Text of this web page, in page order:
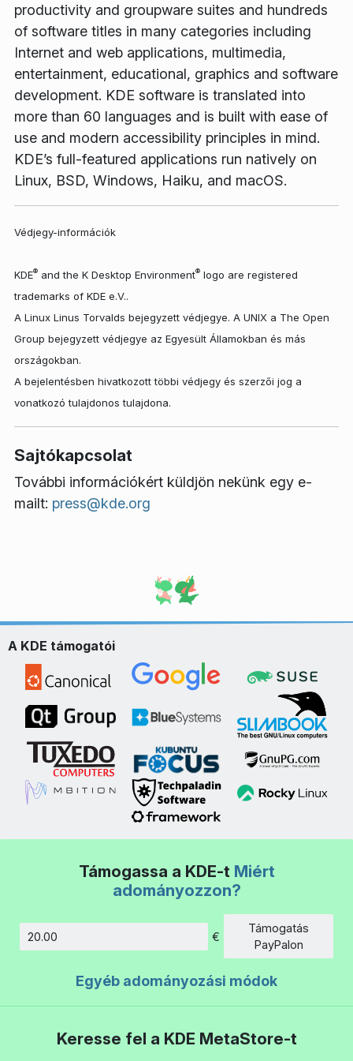
productivity and groupware suites and hundreds
of software titles in many categories including
Internet and web applications, multimedia,
entertainment, educational, graphics and software
development. KDE software is translated into
more than 60 languages and is built with ease of
use and modern accessibility principles in mind.
KDE’s full-featured applications run natively on
Linux, BSD, Windows, Haiku, and macOS.
Védjegy-információk
KDE® and the K Desktop Environment® logo are registered
trademarks of KDE e.V..
A Linux Linus Torvalds bejegyzett védjegye. A UNIX a The Open
Group bejegyzett védjegye az Egyesült Államokban és más
országokban.
A bejelentésben hivatkozott többi védjegy és szerzői jog a
vonatkozó tulajdonos tulajdona.
Sajtókapcsolat
További információkért küldjön nekünk egy e-
mailt: press@kde.org
A KDE támogatói
Támogassa a KDE-t Miért
adományozzon?
Összeg
€
Támogatás
PayPalon
Egyéb adományozási módok
Keresse fel a KDE MetaStore-t